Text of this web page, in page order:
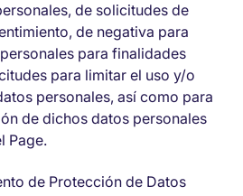
de solicitudes de
de negativa para
para finalidades
para limitar el uso y/o
personales, así como para
de dichos datos personales
Page.
de Protección de Datos